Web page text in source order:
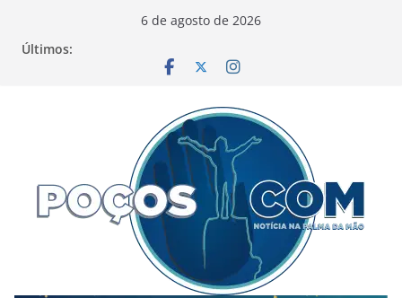
6 de agosto de 2026
Últimos: